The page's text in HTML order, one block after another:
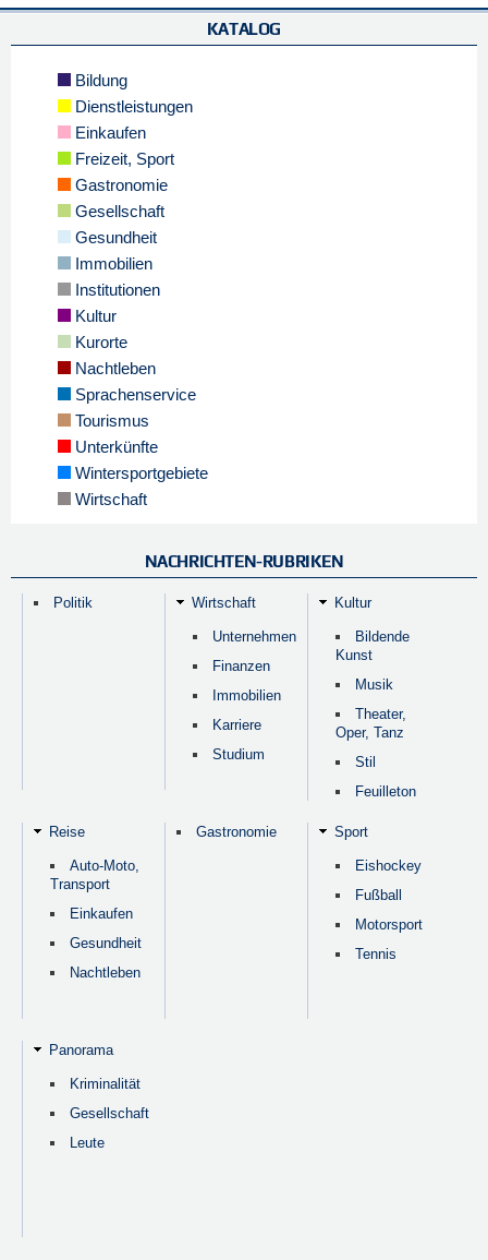
KATALOG
Bildung
Dienstleistungen
Einkaufen
Freizeit, Sport
Gastronomie
Gesellschaft
Gesundheit
Immobilien
Institutionen
Kultur
Kurorte
Nachtleben
Sprachenservice
Tourismus
Unterkünfte
Wintersportgebiete
Wirtschaft
NACHRICHTEN-RUBRIKEN
Politik Wirtschaft
Unternehmen
Finanzen
Immobilien
Karriere
Studium
Kultur
Bildende
Kunst
Musik
Theater,
Oper, Tanz
Stil
Feuilleton
Reise
Auto-Moto,
Transport
Einkaufen
Gesundheit
Nachtleben
Gastronomie Sport
Eishockey
Fußball
Motorsport
Tennis
Panorama
Kriminalität
Gesellschaft
Leute